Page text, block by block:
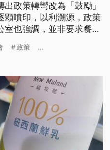
政策轉彎改為「鼓勵」
顆噴印，以利溯源，政策
也強調，並非要求餐飲
必要。
政策 ...